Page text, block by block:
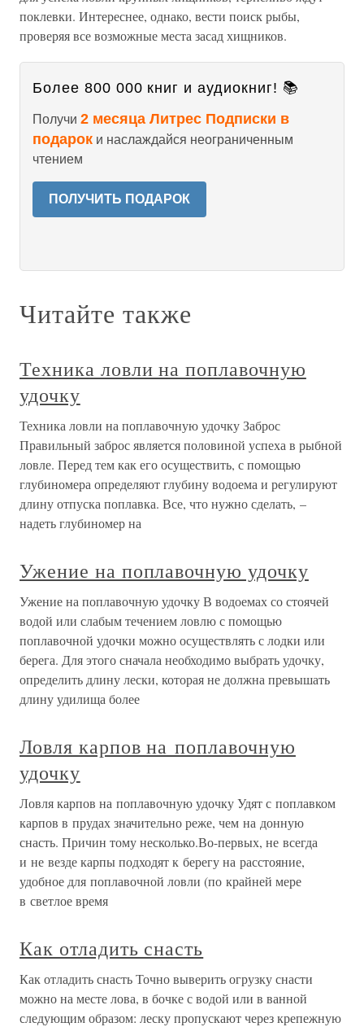
поклевки. Интереснее, однако, вести поиск рыбы,
проверяя все возможные места засад хищников.
Более 800 000 книг и аудиокниг! 📚
Получи 2 месяца Литрес Подписки в
подарок и наслаждайся неограниченным
чтением
ПОЛУЧИТЬ ПОДАРОК
Читайте также
Техника ловли на поплавочную
удочку
Техника ловли на поплавочную удочку Заброс
Правильный заброс является половиной успеха в рыбной
ловле. Перед тем как его осуществить, с помощью
глубиномера определяют глубину водоема и регулируют
длину отпуска поплавка. Все, что нужно сделать, –
надеть глубиномер на
Ужение на поплавочную удочку
Ужение на поплавочную удочку В водоемах со стоячей
водой или слабым течением ловлю с помощью
поплавочной удочки можно осуществлять с лодки или
берега. Для этого сначала необходимо выбрать удочку,
определить длину лески, которая не должна превышать
длину удилища более
Ловля карпов на поплавочную
удочку
Ловля карпов на поплавочную удочку Удят с поплавком
карпов в прудах значительно реже, чем на донную
снасть. Причин тому несколько.Во-первых, не всегда
и не везде карпы подходят к берегу на расстояние,
удобное для поплавочной ловли (по крайней мере
в светлое время
Как отладить снасть
Как отладить снасть Точно выверить огрузку снасти
можно на месте лова, в бочке с водой или в ванной
следующим образом: леску пропускают через крепежную